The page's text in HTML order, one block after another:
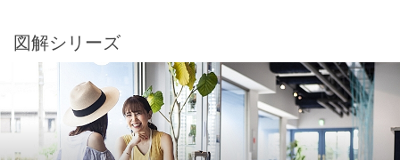
図解シリーズ